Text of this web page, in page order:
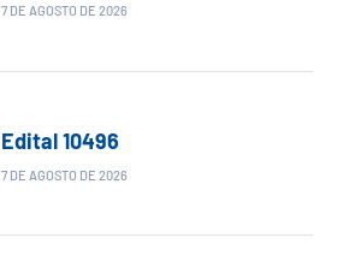
7 DE AGOSTO DE 2026
Edital 10496
7 DE AGOSTO DE 2026